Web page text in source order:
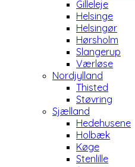
Gilleleje
Helsinge
Helsingør
Hørsholm
Slangerup
Værløse
Nordjylland
Thisted
Støvring
Sjælland
Hedehusene
Holbæk
Køge
Stenlille